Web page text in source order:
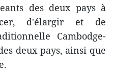
des deux pays à
d'élargir et de
Cambodge-
deux pays, ainsi que